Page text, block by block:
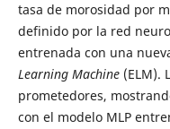
tasa de morosidad por
definido por la red
entrenada con una
Learning Machine (ELM).
prometedores,
con el modelo MLP